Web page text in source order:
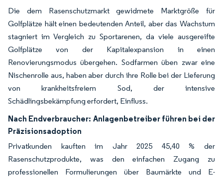
Die dem Rasenschutzmarkt gewidmete Marktgröße für
Golfplätze hält einen bedeutenden Anteil, aber das Wachstum
stagniert im Vergleich zu Sportarenen, da viele ausgereifte
Golfplätze von der Kapitalexpansion in einen
Renovierungsmodus übergehen. Sodfarmen üben zwar eine
Nischenrolle aus, haben aber durch ihre Rolle bei der Lieferung
von krankheitsfreiem Sod, der intensive
Schädlingsbekämpfung erfordert, Einfluss.
Nach Endverbraucher: Anlagenbetreiber führen bei der
Präzisionsadoption
Privatkunden kauften im Jahr 2025 45,40 % der
Rasenschutzprodukte, was den einfachen Zugang zu
professionellen Formulierungen über Baumärkte und E-